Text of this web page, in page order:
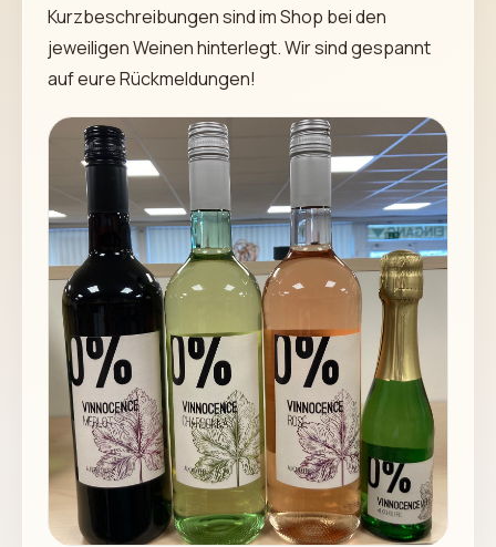
Kurzbeschreibungen sind im Shop bei den
jeweiligen Weinen hinterlegt. Wir sind gespannt
auf eure Rückmeldungen!